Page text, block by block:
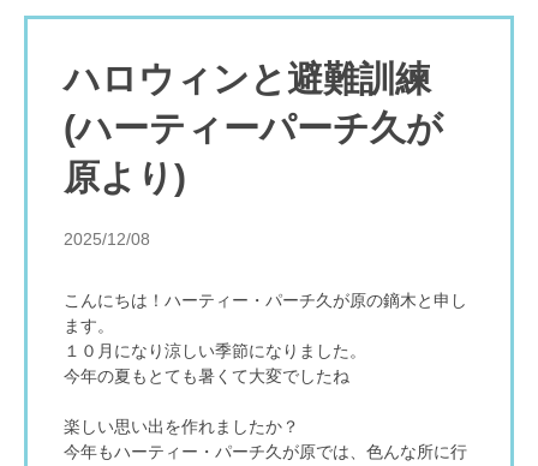
ハロウィンと避難訓練
(ハーティーパーチ久が
原より)
2025/12/08
こんにちは！ハーティー・パーチ久が原の鏑木と申し
ます。
１０月になり涼しい季節になりました。
今年の夏もとても暑くて大変でしたね
楽しい思い出を作れましたか？
今年もハーティー・パーチ久が原では、色んな所に行